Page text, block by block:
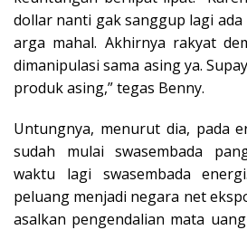
dollar nanti gak sanggup lagi
arga mahal. Akhirnya rakyat
dimanipulasi sama asing ya.
produk asing,” tegas Benny.
Untungnya, menurut dia, pada
sudah mulai swasembada
waktu lagi swasembada
peluang menjadi negara net
asalkan pengendalian mata